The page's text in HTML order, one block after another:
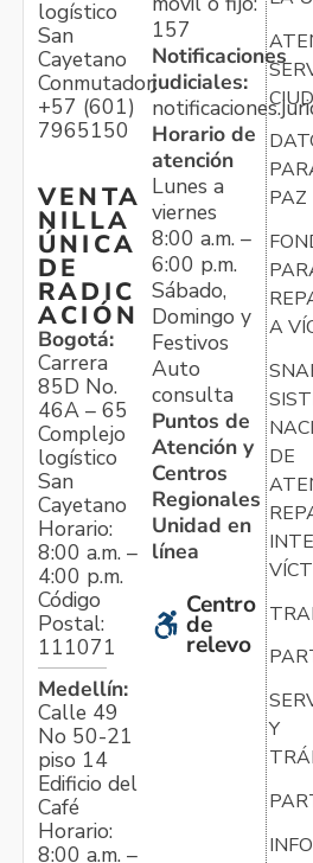
logístico
San
Cayetano
Conmutador:
+57 (601)
7965150
VENTA
NILLA
ÚNICA
DE
RADIC
ACIÓN
Bogotá:
Carrera
85D No.
46A – 65
Complejo
logístico
San
Cayetano
Horario:
8:00 a.m. –
4:00 p.m.
Código
Postal:
111071
Medellín:
Calle 49
No 50-21
piso 14
Edificio del
Café
Horario:
8:00 a.m. –
157
Notificaciones
judiciales:
Horario de
atención
Lunes a
viernes
8:00 a.m. –
6:00 p.m.
Sábado,
Domingo y
Festivos
Auto
consulta
Puntos de
Atención y
Centros
Regionales
Unidad en
línea
Centro
de
relevo
PAZ
A
DE
Y